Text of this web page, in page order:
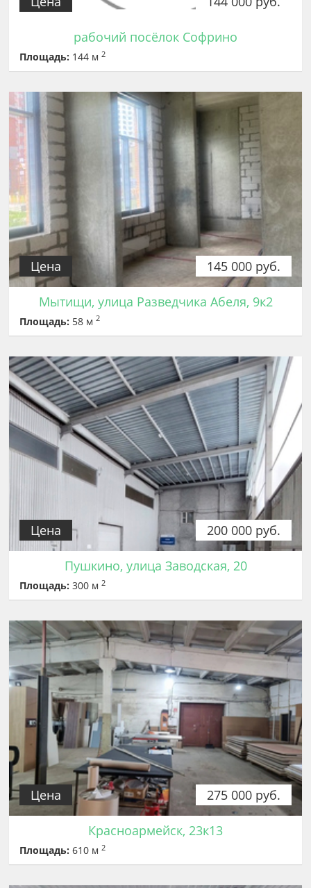
рабочий посёлок Софрино
Площадь: 144 м2
145 000 руб.
Цена
Мытищи, улица Разведчика Абеля, 9к2
Площадь: 58 м2
200 000 руб.
Цена
Пушкино, улица Заводская, 20
Площадь: 300 м2
275 000 руб.
Цена
Красноармейск, 23к13
Площадь: 610 м2